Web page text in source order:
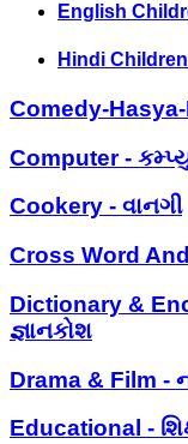
English
Hindi
Comedy-
Computer -
Cookery - વાનગી
Cross Word
Dictionary &
જ્ઞાનકોશ
Drama & Film -
Educational -